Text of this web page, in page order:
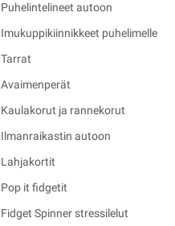
Puhelintelineet autoon
Imukuppikiinnikkeet puhelimelle
Tarrat
Avaimenperät
Kaulakorut ja rannekorut
Ilmanraikastin autoon
Lahjakortit
Pop it fidgetit
Fidget Spinner stressilelut